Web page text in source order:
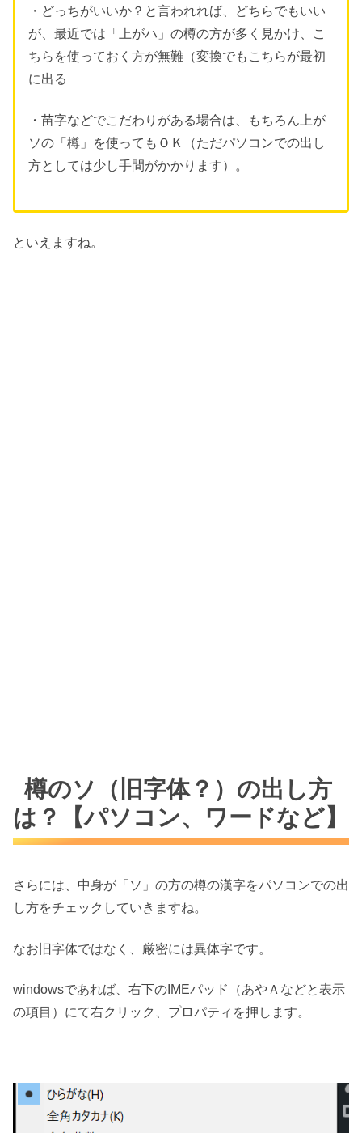
・どっちがいいか？と言われれば、どちらでもいい
が、最近では「上がハ」の樽の方が多く見かけ、こ
ちらを使っておく方が無難（変換でもこちらが最初
に出る
・苗字などでこだわりがある場合は、もちろん上が
ソの「樽」を使ってもＯＫ（ただパソコンでの出し
方としては少し手間がかかります）。
といえますね。
樽のソ（旧字体？）の出し方
は？【パソコン、ワードなど】
さらには、中身が「ソ」の方の樽の漢字をパソコンでの出
し方をチェックしていきますね。
なお旧字体ではなく、厳密には異体字です。
windowsであれば、右下のIMEパッド（あやＡなどと表示
の項目）にて右クリック、プロパティを押します。